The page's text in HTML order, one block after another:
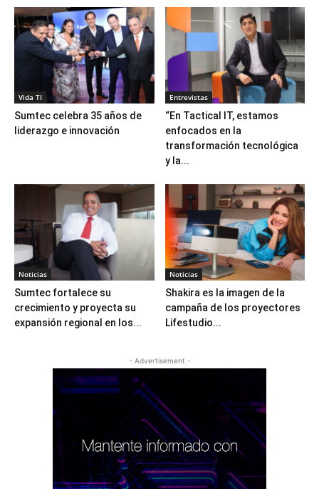
Vida TI
Sumtec celebra 35 años de
liderazgo e innovación
Entrevistas
“En Tactical IT, estamos
enfocados en la
transformación tecnológica
y la...
Noticias
Sumtec fortalece su
crecimiento y proyecta su
expansión regional en los...
Noticias
Shakira es la imagen de la
campaña de los proyectores
Lifestudio...
- Advertisement -